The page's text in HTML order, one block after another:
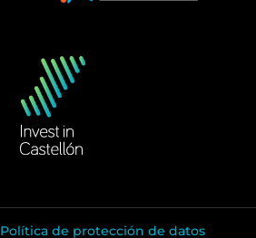
Política de protección de datos